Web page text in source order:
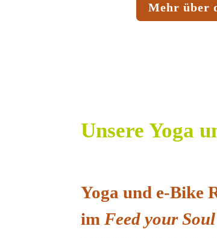
Mehr über
Unsere Yoga
Yoga und e-Bike
im Feed your Soul